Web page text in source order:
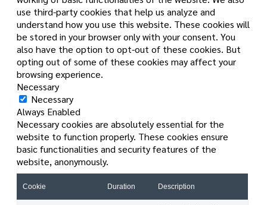
use third-party cookies that help us analyze and
understand how you use this website. These cookies will
be stored in your browser only with your consent. You
also have the option to opt-out of these cookies. But
opting out of some of these cookies may affect your
browsing experience.
Necessary
Necessary
Always Enabled
Necessary cookies are absolutely essential for the
website to function properly. These cookies ensure
basic functionalities and security features of the
website, anonymously.
Cookie Duration Description